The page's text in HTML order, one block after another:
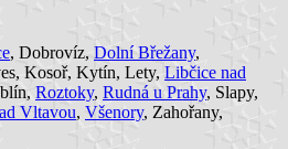
, Dobrovíz, Dolní Břežany,
Kosoř, Kytín, Lety, Libčice nad
Roztoky, Rudná u Prahy, Slapy,
Vltavou, Všenory, Zahořany,